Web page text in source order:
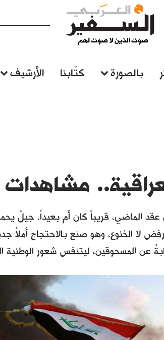
بالصورة كتّابنا الأرشيف
الماضي، قريباً كان أم بعيداً، جيلٌ
لا الخنوع، وهو صنع بالاحتجاج أملاً
عن المسحوقين، ليتنفس شعور الوطنية